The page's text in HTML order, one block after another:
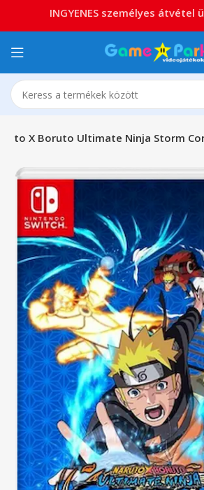
X Boruto Ultimate Ninja Storm
INGYENES személyes átvétel